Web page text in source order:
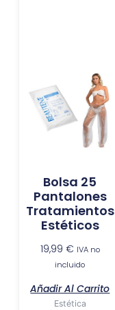
Bolsa 25
Pantalones
Tratamientos
Estéticos
19,99 € IVA no
incluido
Añadir Al Carrito
Estética